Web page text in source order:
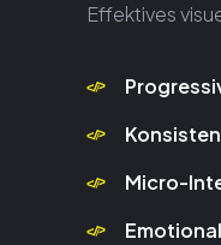
Effektives
Micro-